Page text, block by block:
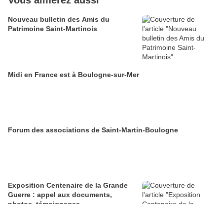
Nouveau bulletin des Amis du
Patrimoine Saint-Martinois
Midi en France est à Boulogne-sur-Mer
Forum des associations de Saint-Martin-Boulogne
Exposition Centenaire de la Grande
Guerre : appel aux documents,